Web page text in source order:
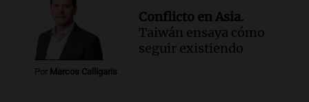
Audio.
Tensiones políticas y económicas
mientras el gobierno lucha por avanzar
en el Senado
Episodios
Por Marcos Calligaris
Conflicto en Asia.
Taiwán ensaya cómo
seguir existiendo